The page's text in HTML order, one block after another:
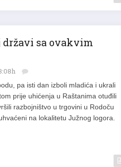
državi sa ovakvim
pa isti dan izboli mladića i ukrali
prije uhićenja u Raštanima otuđili
razbojništvo u trgovini u Rodoču
na lokalitetu Južnog logora.